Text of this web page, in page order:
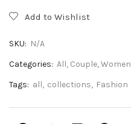
Add to Wishlist
SKU: N/A
Categories: All, Couple,Women
Tags: all, collections, Fashion